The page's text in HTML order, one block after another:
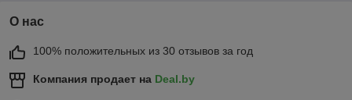
О нас
100% положительных из 30 отзывов за год
Компания продает на Deal.by